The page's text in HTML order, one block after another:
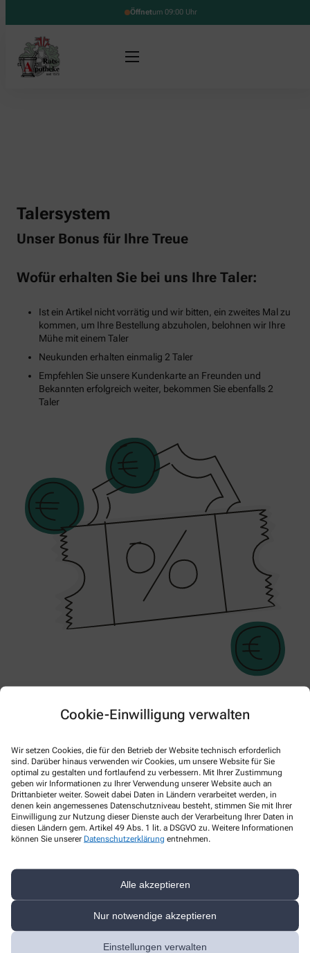
Cookie-Einwilligung verwalten
Wir setzen Cookies, die für den Betrieb der Website technisch erforderlich
sind. Darüber hinaus verwenden wir Cookies, um unsere Website für Sie
optimal zu gestalten und fortlaufend zu verbessern. Mit Ihrer Zustimmung
geben wir Informationen zu Ihrer Verwendung unserer Website auch an
Drittanbieter weiter. Soweit dabei Daten in Ländern verarbeitet werden, in
denen kein angemessenes Datenschutzniveau besteht, stimmen Sie mit Ihrer
Einwilligung zur Nutzung dieser Dienste auch der Verarbeitung Ihrer Daten in
diesen Ländern gem. Artikel 49 Abs. 1 lit. a DSGVO zu. Weitere Informationen
können Sie unserer Datenschutzerklärung entnehmen.
Alle akzeptieren
Nur notwendige akzeptieren
Einstellungen verwalten
Öffnetum 09:00 Uhr
Talersystem
Unser Bonus für Ihre Treue
Wofür erhalten Sie bei uns Ihre Taler:
Ist ein Artikel nicht vorrätig und wir bitten, ein zweites Mal zu
kommen, um Ihre Bestellung abzuholen, belohnen wir Ihre
Mühe mit einem Taler
Neukunden erhalten einmalig 2 Taler
Empfehlen Sie unsere Kundenkarte an Freunden und
Bekannten erfolgreich weiter, bekommen Sie ebenfalls 2
Taler
Was erhalten Sie von uns für Ihre Taler:
15 gesammelte Taler = 10,00€ Einkaufsgutschein**
Dieser Betrag kann bei einemEinkauf ab 20,00€ geltend gemacht
werden!
Ihre Taler können Sie im Freiwahlsortiment und bei den
apothekenpflichtigen Arzneimittel einlösen!*
So haben Sie zwei Vorteile bei uns: den Sofortrabbat von 5% auf
Ihren Einkauf und eine große Auswahl für das Einlösen der Taler!
*Gilt nicht für Zuzahlungen, verschreibungspflichtige Arzneimittel,
auch nicht in Verbindung mit bereits reduzierter Ware,
Botendienstlieferungen bzw. weiteren Rabatten (Gutschein, ect.).
** Gilt nur für vorrätige Ware.